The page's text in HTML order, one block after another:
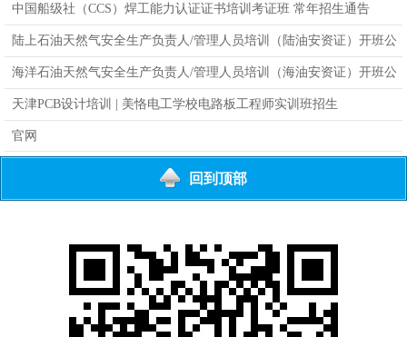
中国船级社（CCS）焊工能力认证证书培训考证班 常年招生通告
陆上石油天然气安全生产负责人/管理人员培训（陆油安资证）开班公
告
海洋石油天然气安全生产负责人/管理人员培训（海油安资证）开班公
告
天津PCB设计培训 | 美恪电工学校电路板工程师实训班招生
官网
回到顶部